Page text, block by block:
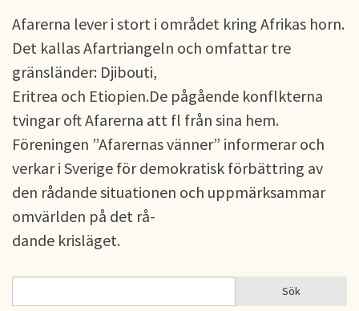
Afarerna lever i stort i området kring Afrikas horn.
Det kallas Afartriangeln och omfattar tre
gränsländer: Djibouti,
Eritrea och Etiopien.De pågående konflkterna
tvingar oft Afarerna att fl från sina hem.
Föreningen ”Afarernas vänner” informerar och
verkar i Sverige för demokratisk förbättring av
den rådande situationen och uppmärksammar
omvärlden på det rå-
dande krisläget.
SÖKFORMULÄR Sök